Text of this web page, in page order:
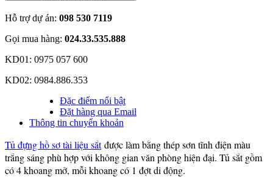
Hỗ trợ dự án: 098 530 7119
Gọi mua hàng: 024.33.535.888
KD01: 0975 057 600
KD02: 0984.886.353
Đặc điểm nổi bật
Đặt hàng qua Email
Thông tin chuyển khoản
Tủ đựng hồ sơ tài liệu sắtđược làm bằng thép sơn tĩnh điện màu
trắng sáng phù hợp với không gian văn phòng hiện đại. Tủ sắt gồm
có 4 khoang mở, mỗi khoang có 1 đợt di động.